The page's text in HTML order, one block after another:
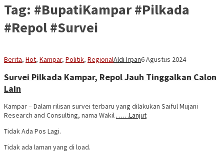
Tag: #BupatiKampar #Pilkada
#Repol #Survei
Berita, Hot, Kampar, Politik, RegionalAldi Irpan6 Agustus 2024
Survei Pilkada Kampar, Repol Jauh Tinggalkan Calon
Lain
Kampar – Dalam rilisan survei terbaru yang dilakukan Saiful Mujani
Research and Consulting, nama Wakil ……Lanjut
Tidak Ada Pos Lagi.
Tidak ada laman yang di load.